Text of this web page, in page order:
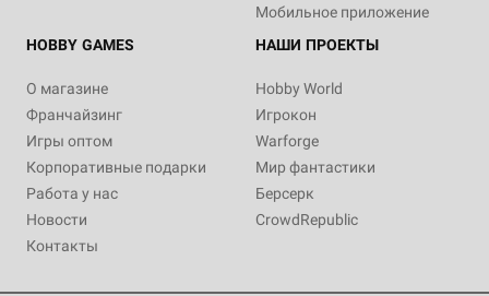
Мобильное приложение
HOBBY GAMES
О магазине
Франчайзинг
Игры оптом
Корпоративные подарки
Работа у нас
Новости
Контакты
НАШИ ПРОЕКТЫ
Hobby World
Игрокон
Warforge
Мир фантастики
Берсерк
CrowdRepublic